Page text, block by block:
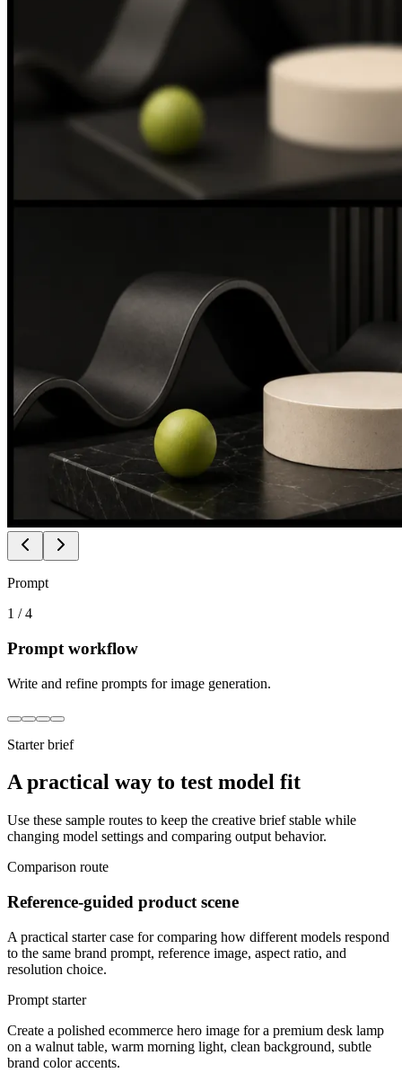
Prompt
1 /4
Prompt workflow
Write and refine prompts for image generation.
Starter brief
A practical way to test model fit
Use these sample routes to keep the creative brief stable while
changing model settings and comparing output behavior.
Comparison route
Reference-guided product scene
A practical starter case for comparing how different models respond
to the same brand prompt, reference image, aspect ratio, and
resolution choice.
Prompt starter
Create a polished ecommerce hero image for a premium desk lamp
on a walnut table, warm morning light, clean background, subtle
brand color accents.